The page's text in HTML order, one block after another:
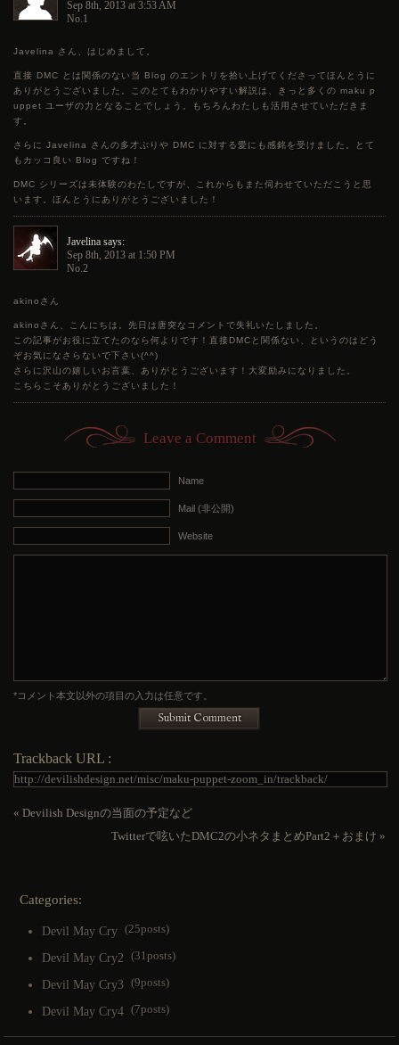
Sep 8th, 2013 at 3:53 AM
No.1
Javelina さん、はじめまして。
直接 DMC とは関係のない当 Blog のエントリを拾い上げてくださってほんとうに
ありがとうございました。このとてもわかりやすい解説は、きっと多くの maku p
uppet ユーザの力となることでしょう。もちろんわたしも活用させていただきま
す。
さらに Javelina さんの多才ぶりや DMC に対する愛にも感銘を受けました。とて
もカッコ良い Blog ですね！
DMC シリーズは未体験のわたしですが、これからもまた伺わせていただこうと思
います。ほんとうにありがとうございました！
Javelina says:
Sep 8th, 2013 at 1:50 PM
No.2
akinoさん
akinoさん、こんにちは。先日は唐突なコメントで失礼いたしました。
この記事がお役に立てたのなら何よりです！直接DMCと関係ない、というのはどう
ぞお気になさらないで下さい(^^)
さらに沢山の嬉しいお言葉、ありがとうございます！大変励みになりました。
こちらこそありがとうございました！
Leave a Comment
Name
Mail (非公開)
Website
*コメント本文以外の項目の入力は任意です。
Submit Comment
Trackback URL :
«Devilish Designの当面の予定など
Twitterで呟いたDMC2の小ネタまとめPart2＋おまけ »
Categories:
Devil May Cry (25posts)
Devil May Cry2 (31posts)
Devil May Cry3 (9posts)
Devil May Cry4 (7posts)